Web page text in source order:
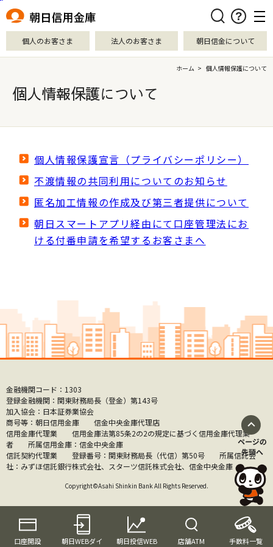
検索
個人のお客さま 法人のお客さま 朝日信金について
ホーム > 個人情報保護について
個人情報保護について
個人情報保護宣言（プライバシーポリシー）
不渡情報の共同利用についてのお知らせ
匿名加工情報の作成及び第三者提供について
朝日スマートアプリ経由にて口座管理法にお
ける付番申請を希望するお客さまへ
金融機関コード：1303
登録金融機関：関東財務局長（登金）第143号
加入協会：日本証券業協会
商号等：朝日信用金庫 信金中央金庫代理店
信用金庫代理業 信用金庫法第85条2の2の規定に基づく信用金庫代理業
者 所属信用金庫：信金中央金庫
信託契約代理業 登録番号：関東財務局長（代信）第50号 所属信託会
社：みずほ信託銀行株式会社、スターツ信託株式会社、信金中央金庫
Copyright©Asahi Shinkin Bank All Rights Reserved.
口座開設
朝日WEBダイ
朝日投信WEB 店舗ATM 手数料一覧